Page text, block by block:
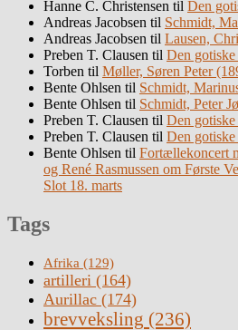
Hanne C. Christensen til Den
Andreas Jacobsen til Schmidt,
Andreas Jacobsen til Lausen,
Preben T. Clausen til Den
Torben til Møller, Søren Peter
Bente Ohlsen til Schmidt,
Bente Ohlsen til Schmidt, Peter
Preben T. Clausen til Den
Preben T. Clausen til Den
Bente Ohlsen til Fortællekoncert
og René Rasmussen om Første
Slot 18. marts
Tags
Afrika (129)
artilleri (164)
Aurillac (174)
brevveksling (236)